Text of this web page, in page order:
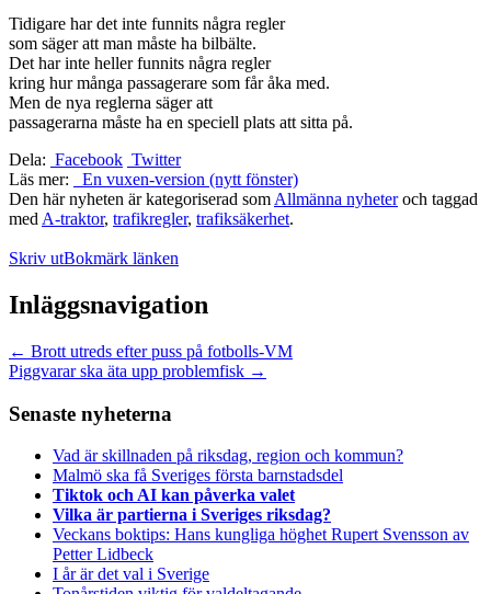
Tidigare har det inte funnits några regler
som säger att man måste ha bilbälte.
Det har inte heller funnits några regler
kring hur många passagerare som får åka med.
Men de nya reglerna säger att
passagerarna måste ha en speciell plats att sitta på.
Dela: Facebook Twitter
Läs mer:
En vuxen-version (nytt fönster)
Den här nyheten är kategoriserad som Allmänna nyheteroch taggad
med A-traktor, trafikregler, trafiksäkerhet.
Skriv utBokmärk länken
Inläggsnavigation
← Brott utreds efter puss på fotbolls-VM
Piggvarar ska äta upp problemfisk →
Senaste nyheterna
Vad är skillnaden på riksdag, region och kommun?
Malmö ska få Sveriges första barnstadsdel
Tiktok och AI kan påverka valet
Vilka är partierna i Sveriges riksdag?
Veckans boktips: Hans kungliga höghet Rupert Svensson av
Petter Lidbeck
I år är det val i Sverige